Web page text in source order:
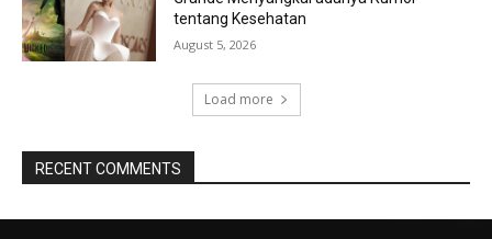
tentang Kesehatan
August 5, 2026
Load more
RECENT COMMENTS